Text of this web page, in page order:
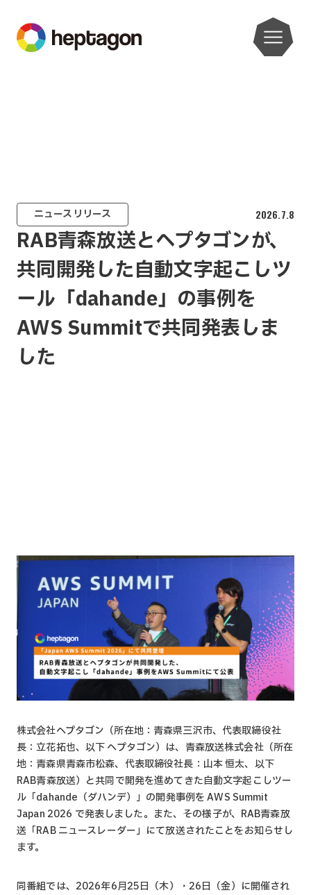
ニュースリリース 2026.7.8
RAB青森放送とヘプタゴンが、
共同開発した自動文字起こしツ
ール「dahande」の事例を
AWS Summitで共同発表しま
した
株式会社ヘプタゴン（所在地：青森県三沢市、代表取締役社
長：立花拓也、以下 ヘプタゴン）は、青森放送株式会社（所在
地：青森県青森市松森、代表取締役社長：山本 恒太、以下
RAB青森放送）と共同で開発を進めてきた自動文字起こしツー
ル「dahande（ダハンデ）」の開発事例を AWS Summit
Japan 2026 で発表しました。また、その様子が、RAB青森放
送「RAB ニュースレーダー」にて放送されたことをお知らせし
ます。
同番組では、2026年6月25日（木）・26日（金）に開催され